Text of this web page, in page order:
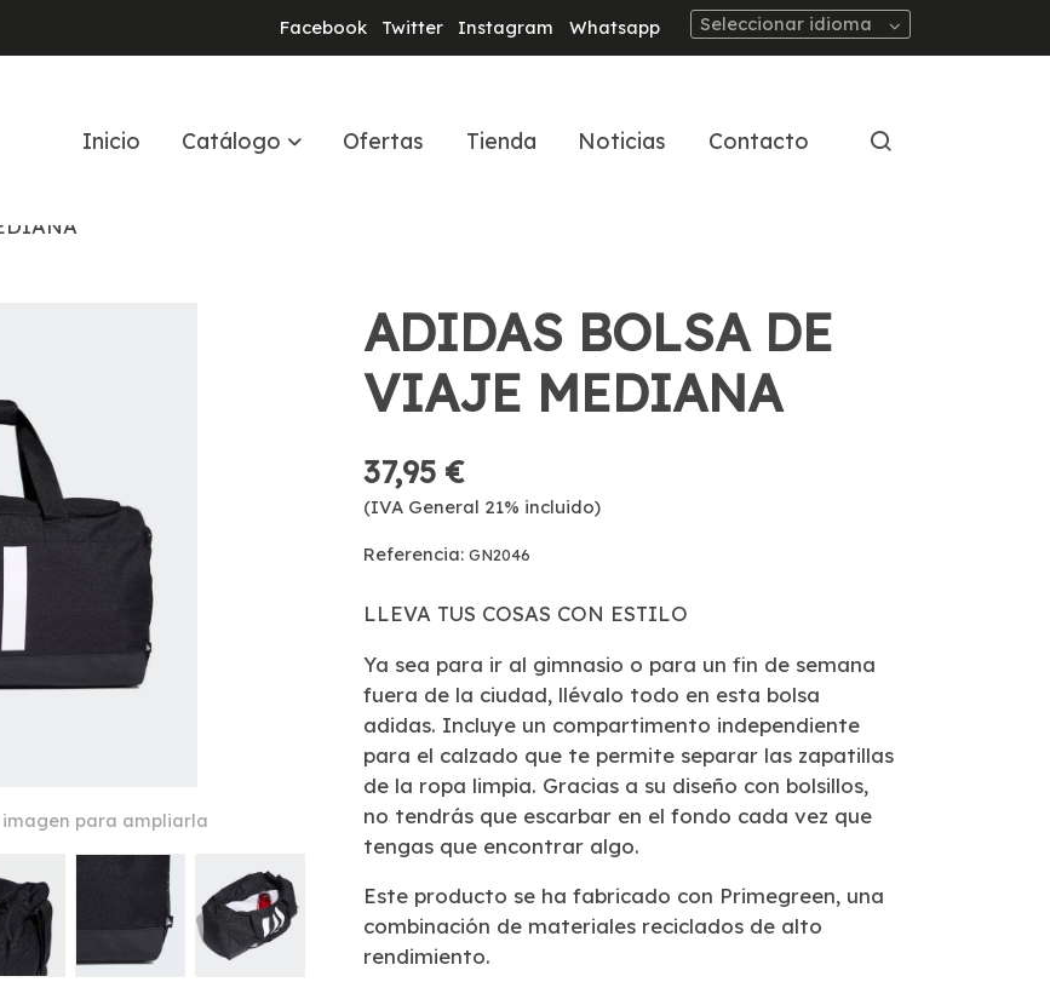
Facebook Twitter Instagram Whatsapp Seleccionar idioma
Inicio Catálogo Ofertas Tienda Noticias Contacto
para ampliarla
ADIDAS BOLSA DE
VIAJE MEDIANA
37,95 €
(IVA General 21% incluido)
Referencia:GN2046
LLEVA TUS COSAS CON ESTILO
Ya sea para ir al gimnasio o para un fin de semana
fuera de la ciudad, llévalo todo en esta bolsa
adidas. Incluye un compartimento independiente
para el calzado que te permite separar las zapatillas
de la ropa limpia. Gracias a su diseño con bolsillos,
no tendrás que escarbar en el fondo cada vez que
tengas que encontrar algo.
Este producto se ha fabricado con Primegreen, una
combinación de materiales reciclados de alto
rendimiento.